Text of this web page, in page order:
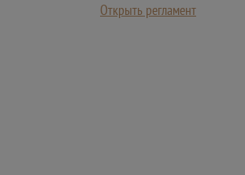
Открыть регламент